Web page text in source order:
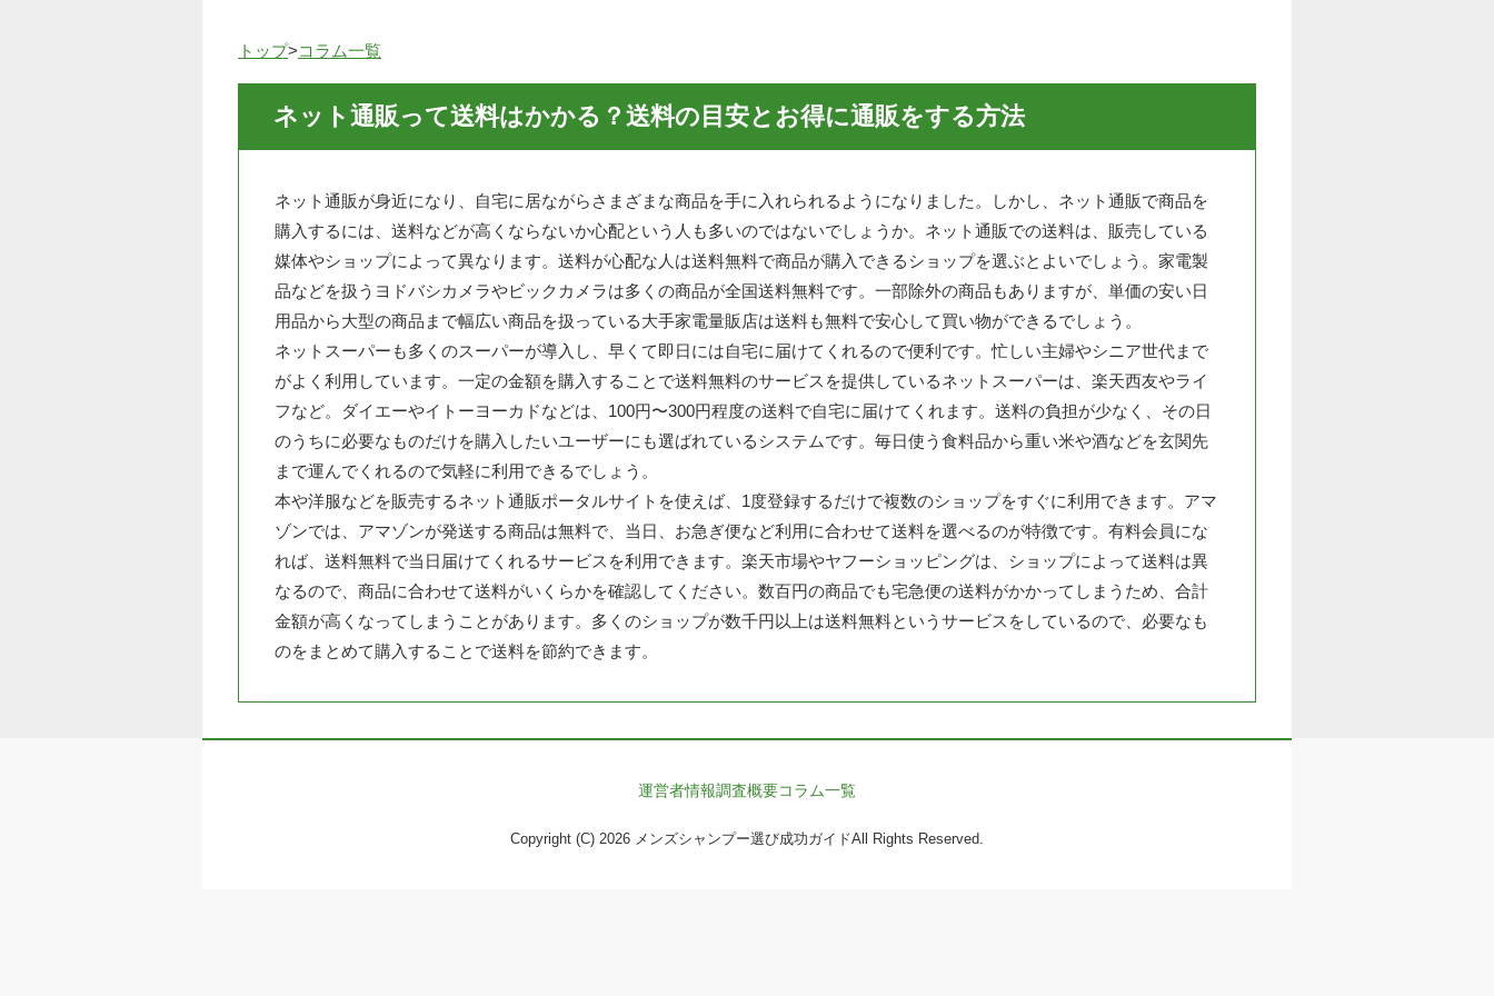
トップ>コラム一覧
ネット通販って送料はかかる？送料の目安とお得に通販をする方法
ネット通販が身近になり、自宅に居ながらさまざまな商品を手に入れられるようになりました。しかし、ネット通販で商品を
購入するには、送料などが高くならないか心配という人も多いのではないでしょうか。ネット通販での送料は、販売している
媒体やショップによって異なります。送料が心配な人は送料無料で商品が購入できるショップを選ぶとよいでしょう。家電製
品などを扱うヨドバシカメラやビックカメラは多くの商品が全国送料無料です。一部除外の商品もありますが、単価の安い日
用品から大型の商品まで幅広い商品を扱っている大手家電量販店は送料も無料で安心して買い物ができるでしょう。
ネットスーパーも多くのスーパーが導入し、早くて即日には自宅に届けてくれるので便利です。忙しい主婦やシニア世代まで
がよく利用しています。一定の金額を購入することで送料無料のサービスを提供しているネットスーパーは、楽天西友やライ
フなど。ダイエーやイトーヨーカドなどは、100円〜300円程度の送料で自宅に届けてくれます。送料の負担が少なく、その日
のうちに必要なものだけを購入したいユーザーにも選ばれているシステムです。毎日使う食料品から重い米や酒などを玄関先
まで運んでくれるので気軽に利用できるでしょう。
本や洋服などを販売するネット通販ポータルサイトを使えば、1度登録するだけで複数のショップをすぐに利用できます。アマ
ゾンでは、アマゾンが発送する商品は無料で、当日、お急ぎ便など利用に合わせて送料を選べるのが特徴です。有料会員にな
れば、送料無料で当日届けてくれるサービスを利用できます。楽天市場やヤフーショッピングは、ショップによって送料は異
なるので、商品に合わせて送料がいくらかを確認してください。数百円の商品でも宅急便の送料がかかってしまうため、合計
金額が高くなってしまうことがあります。多くのショップが数千円以上は送料無料というサービスをしているので、必要なも
のをまとめて購入することで送料を節約できます。
運営者情報調査概要コラム一覧
Copyright (C) 2026 メンズシャンプー選び成功ガイドAll Rights Reserved.